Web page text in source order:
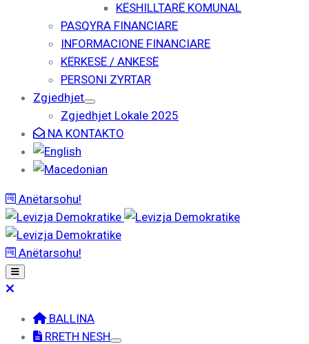
KËSHILLTARË KOMUNAL
PASQYRA FINANCIARE
INFORMACIONE FINANCIARE
KËRKESË / ANKESË
PERSONI ZYRTAR
Zgjedhjet
Zgjedhjet Lokale 2025
NA KONTAKTO
Anëtarsohu!
Anëtarsohu!
BALLINA
RRETH NESH